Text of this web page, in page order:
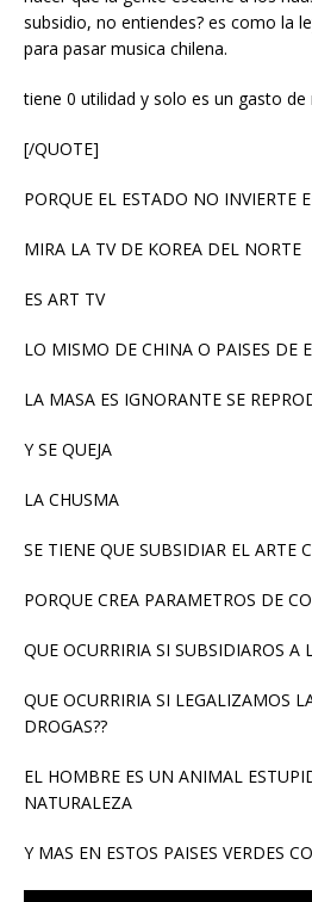
subsidio, no entiendes? es como la
para pasar musica chilena.
tiene 0 utilidad y solo es un gasto de
[/QUOTE]
PORQUE EL ESTADO NO INVIERTE
MIRA LA TV DE KOREA DEL NORTE
ES ART TV
LO MISMO DE CHINA O PAISES DE
LA MASA ES IGNORANTE SE
Y SE QUEJA
LA CHUSMA
SE TIENE QUE SUBSIDIAR EL ARTE
PORQUE CREA PARAMETROS DE
QUE OCURRIRIA SI SUBSIDIAROS A
QUE OCURRIRIA SI LEGALIZAMOS
DROGAS??
EL HOMBRE ES UN ANIMAL
NATURALEZA
Y MAS EN ESTOS PAISES VERDES